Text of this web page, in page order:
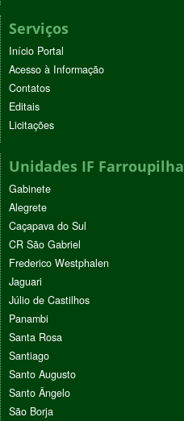
Serviços
Início Portal
Acesso à Informação
Contatos
Editais
Licitações
Unidades IF Farroupilha
Gabinete
Alegrete
Caçapava do Sul
CR São Gabriel
Frederico Westphalen
Jaguari
Júlio de Castilhos
Panambi
Santa Rosa
Santiago
Santo Augusto
Santo Ângelo
São Borja